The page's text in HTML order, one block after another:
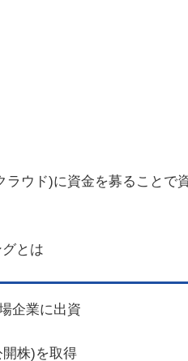
ウド)に資金を募ることで
とは
企業に出資
株)を取得